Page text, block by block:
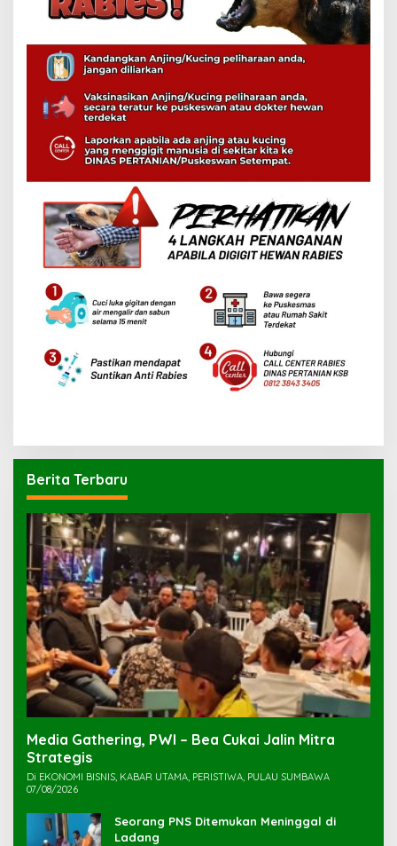
Berita Terbaru
Media Gathering, PWI – Bea Cukai Jalin Mitra
Strategis
Di EKONOMI BISNIS, KABAR UTAMA, PERISTIWA, PULAU SUMBAWA
07/08/2026
Seorang PNS Ditemukan Meninggal di
Ladang